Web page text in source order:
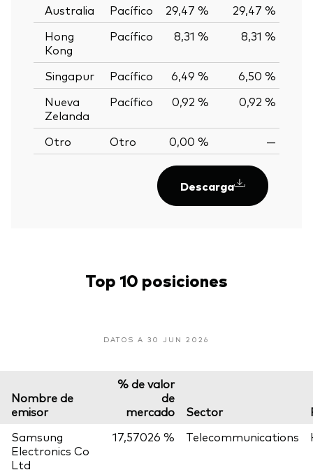
Australia Pacífico 29,47 % 29,47 %
Hong
Kong
Pacífico 8,31 % 8,31 %
Singapur Pacífico 6,49 % 6,50 %
Nueva
Zelanda
Pacífico 0,92 % 0,92 %
Otro Otro 0,00 % —
Descarga
Top 10 posiciones
DATOS A 30 JUN 2026
Nombre de
emisor
% de valor
de
mercado
Sector
Samsung
Electronics Co
Ltd
17,57026 % Telecommunications